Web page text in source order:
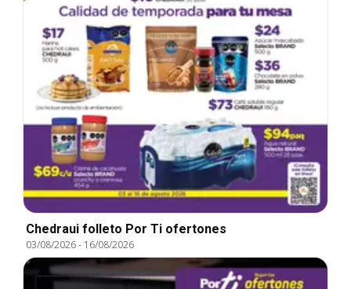
Chedraui folleto Por Ti ofertones
03/08/2026- 16/08/2026